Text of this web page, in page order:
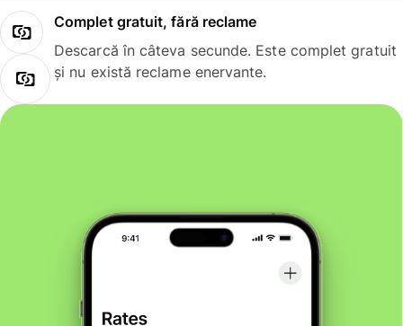
Complet gratuit, fără reclame
Descarcă în câteva secunde. Este complet gratuit
și nu există reclame enervante.